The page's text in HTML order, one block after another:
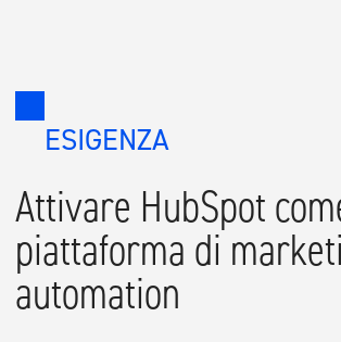
ESIGENZA
Attivare HubSpot
piattaforma di
automation